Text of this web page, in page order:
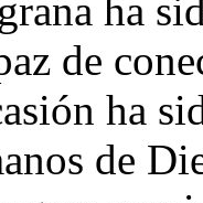
ha
de
ha
de